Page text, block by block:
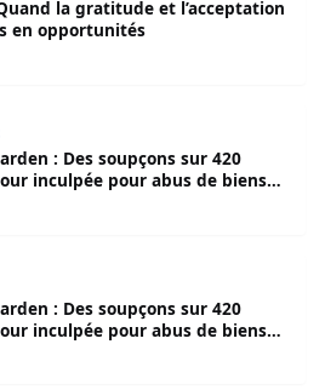
la gratitude et l’acceptation
en opportunités
: Des soupçons sur 420
inculpée pour abus de biens
: Des soupçons sur 420
inculpée pour abus de biens